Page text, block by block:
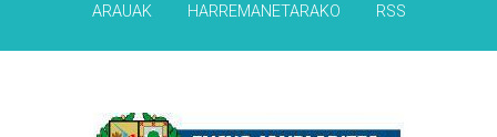
ARAUAK HARREMANETARAKO RSS